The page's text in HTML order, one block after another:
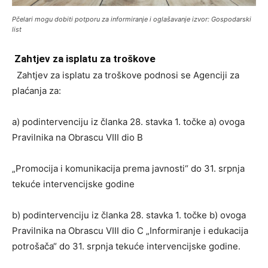
Pčelari mogu dobiti potporu za informiranje i oglašavanje izvor: Gospodarski
list
Zahtjev za isplatu za troškove
Zahtjev za isplatu za troškove podnosi se Agenciji za
plaćanja za:
a) podintervenciju iz članka 28. stavka 1. točke a) ovoga
Pravilnika na Obrascu VIII dio B
„Promocija i komunikacija prema javnosti“ do 31. srpnja
tekuće intervencijske godine
b) podintervenciju iz članka 28. stavka 1. točke b) ovoga
Pravilnika na Obrascu VIII dio C „Informiranje i edukacija
potrošača“ do 31. srpnja tekuće intervencijske godine.